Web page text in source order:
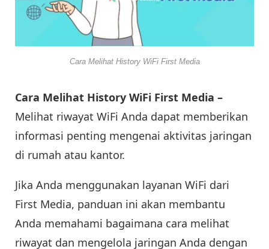
Cara Melihat History WiFi First Media
Cara Melihat History WiFi First Media –
Melihat riwayat WiFi Anda dapat memberikan
informasi penting mengenai aktivitas jaringan
di rumah atau kantor.
Jika Anda menggunakan layanan WiFi dari
First Media, panduan ini akan membantu
Anda memahami bagaimana cara melihat
riwayat dan mengelola jaringan Anda dengan